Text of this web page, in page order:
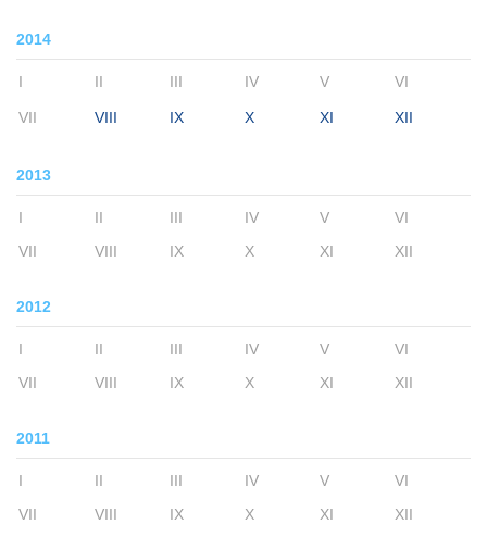
2014
I II III IV V VI
VII VIII IX X XI XII
2013
I II III IV V
VI
VII
VIII IX X XI XII
2012
I II III IV V
VI
VII
VIII IX X XI XII
2011
I II III IV V
VI
VII
VIII IX X XI XII